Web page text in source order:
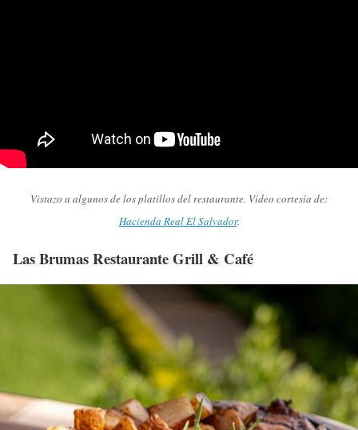
Vistazo a algunos de los platillos del restaurante. Vídeo cortesía de:
Hacienda Real El Salvador.
Las Brumas Restaurante Grill & Café